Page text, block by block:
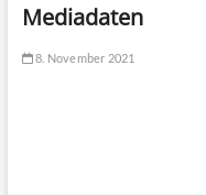
Mediadaten
8. November 2021